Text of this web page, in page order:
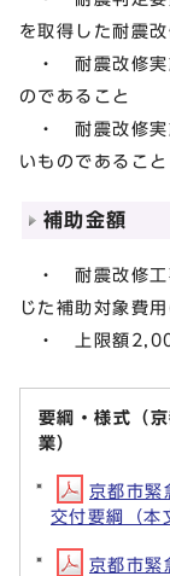
を取得した耐震
・ 耐震改修実
のであること
・ 耐震改修実
いものであること
補助金額
・ 耐震改修工
じた補助対象費
・ 上限額
要綱・様式（
業）
京都市緊
交付要綱（
京都市緊